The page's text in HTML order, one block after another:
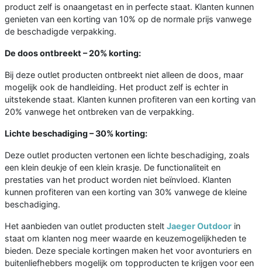
product zelf is onaangetast en in perfecte staat. Klanten kunnen
genieten van een korting van 10% op de normale prijs vanwege
de beschadigde verpakking.
De doos ontbreekt – 20% korting:
Bij deze outlet producten ontbreekt niet alleen de doos, maar
mogelijk ook de handleiding. Het product zelf is echter in
uitstekende staat. Klanten kunnen profiteren van een korting van
20% vanwege het ontbreken van de verpakking.
Lichte beschadiging – 30% korting:
Deze outlet producten vertonen een lichte beschadiging, zoals
een klein deukje of een klein krasje. De functionaliteit en
prestaties van het product worden niet beïnvloed. Klanten
kunnen profiteren van een korting van 30% vanwege de kleine
beschadiging.
Het aanbieden van outlet producten stelt Jaeger Outdoor in
staat om klanten nog meer waarde en keuzemogelijkheden te
bieden. Deze speciale kortingen maken het voor avonturiers en
buitenliefhebbers mogelijk om topproducten te krijgen voor een